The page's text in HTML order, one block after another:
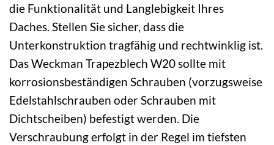
die Funktionalität und Langlebigkeit Ihres
Daches. Stellen Sie sicher, dass die
Unterkonstruktion tragfähig und rechtwinklig ist.
Das Weckman Trapezblech W20 sollte mit
korrosionsbeständigen Schrauben (vorzugsweise
Edelstahlschrauben oder Schrauben mit
Dichtscheiben) befestigt werden. Die
Verschraubung erfolgt in der Regel im tiefsten